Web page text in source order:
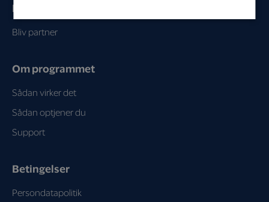
Erhverv
Bliv partner
Om programmet
Sådan virker det
Sådan optjener du
Support
Betingelser
Persondatapolitik